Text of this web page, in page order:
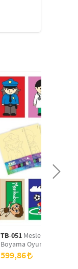
TB-051 Meslekler -2 Tuz
Boyama Oyunu 5 li Set -2
Eğitici Aktivite , Kum
Oyunu TB-051
599,86